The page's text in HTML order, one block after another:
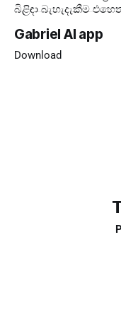
බිළිඳා බැහැදැකීම එහෙත් දේව වන්දනාත්මකව රජුන්ට ❌ රජතුන්
Gabriel AI app
Download